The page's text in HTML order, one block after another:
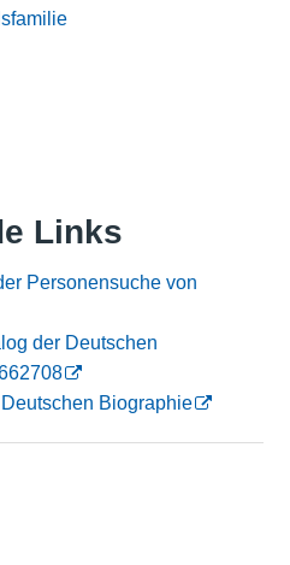
Links
Personensuche von
der Deutschen
Biographie